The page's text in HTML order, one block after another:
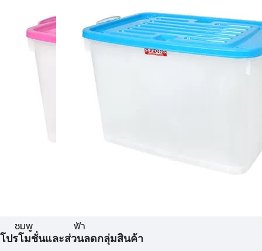
ชมพู ฟ้า
โปรโมชั่นและส่วนลดกลุ่มสินค้า